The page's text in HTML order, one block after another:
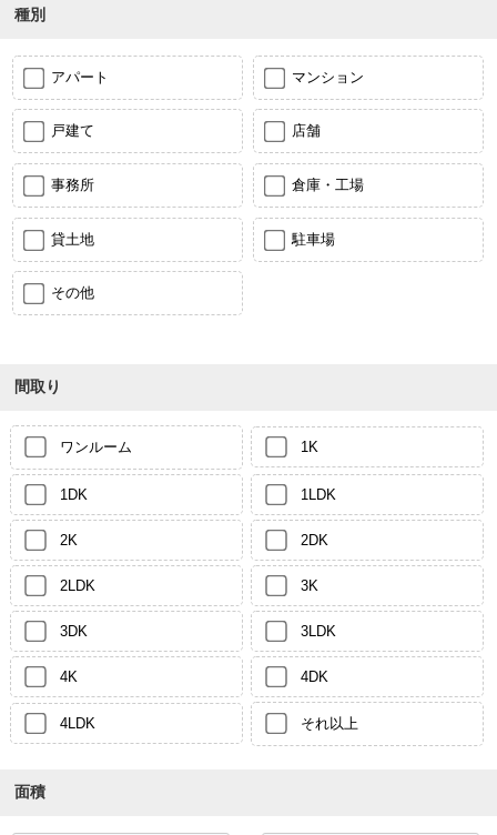
種別
アパート マンション
戸建て 店舗
事務所 倉庫・工場
貸土地 駐車場
その他
間取り
ワンルーム 1K
1DK 1LDK
2K 2DK
2LDK 3K
3DK 3LDK
4K 4DK
4LDK それ以上
面積